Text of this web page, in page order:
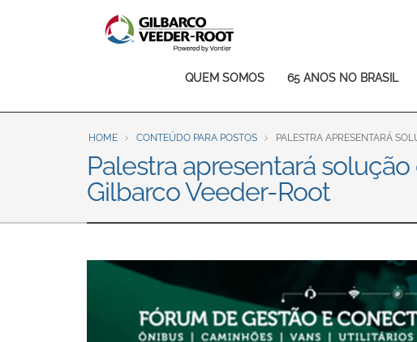
North America
United States Canada
Español English
Brazil
Português English
Mexico
Main
navigation
QUEM SOMOS 65 ANOS NO BRASIL
HOME CONTEÚDO PARA POSTOS PALESTRA APRESENTARÁ
Palestra apresentará
Gilbarco Veeder-Root